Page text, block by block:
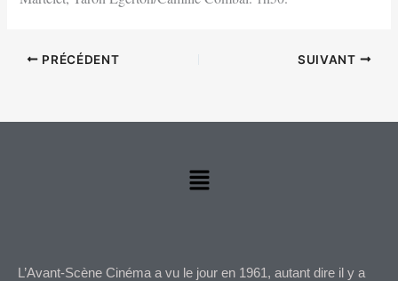
PRÉCÉDENT SUIVANT
Menu
L’Avant-Scène Cinéma a vu le jour en 1961, autant dire il y a